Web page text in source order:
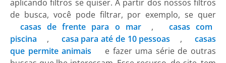
aplicando filtros se quiser. A partir dos nossos filtros
de busca, você pode filtrar, por exemplo, se quer
casas de frente para o mar
,
casas com
piscina
, casa para até de 10 pessoas ,
casas
que permite animais
e fazer uma série de outras